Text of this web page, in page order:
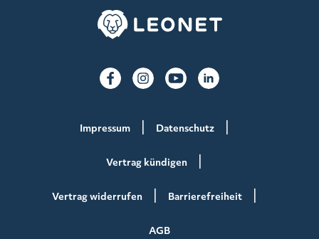
Impressum Datenschutz
Vertrag kündigen
Vertrag widerrufen Barrierefreiheit
AGB